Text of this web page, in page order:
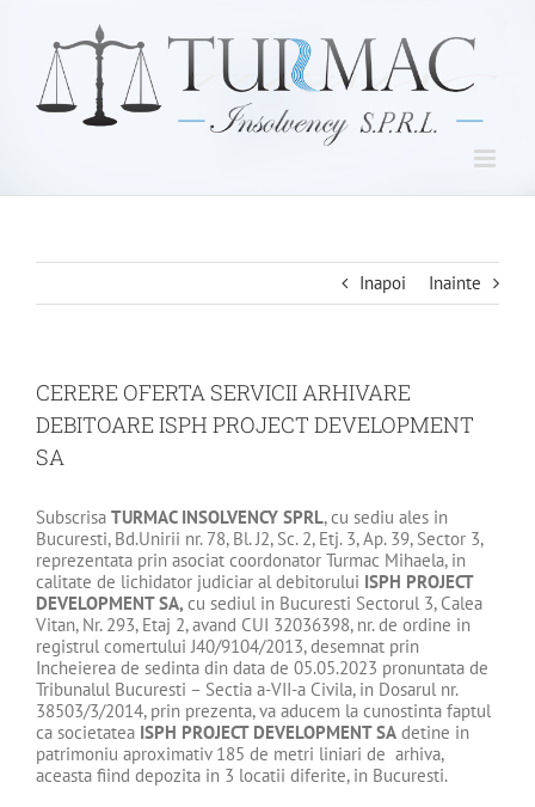
content
Inapoi Inainte
CERERE OFERTA SERVICII ARHIVARE
DEBITOARE ISPH PROJECT DEVELOPMENT
SA
Subscrisa TURMAC INSOLVENCY SPRL, cu sediu ales in
Bucuresti, Bd.Unirii nr. 78, Bl. J2, Sc. 2, Etj. 3, Ap. 39, Sector 3,
reprezentata prin asociat coordonator Turmac Mihaela, in
calitate de lichidator judiciar al debitorului ISPH PROJECT
DEVELOPMENT SA, cu sediul in Bucuresti Sectorul 3, Calea
Vitan, Nr. 293, Etaj 2, avand CUI 32036398, nr. de ordine in
registrul comertului J40/9104/2013, desemnat prin
Incheierea de sedinta din data de 05.05.2023 pronuntata de
Tribunalul Bucuresti – Sectia a-VII-a Civila, in Dosarul nr.
38503/3/2014, prin prezenta, va aducem la cunostinta faptul
ca societatea ISPH PROJECT DEVELOPMENT SA detine in
patrimoniu aproximativ 185 de metri liniari de arhiva,
aceasta fiind depozita in 3 locatii diferite, in Bucuresti.